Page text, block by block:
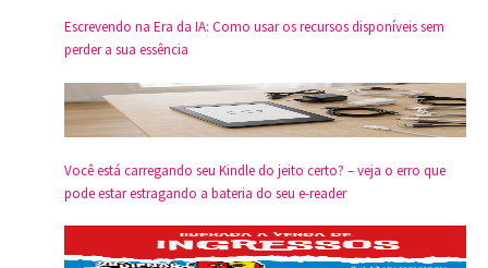
Escrevendo na Era da IA: Como usar os recursos disponíveis sem
perder a sua essência
Você está carregando seu Kindle do jeito certo? – veja o erro que
pode estar estragando a bateria do seu e-reader